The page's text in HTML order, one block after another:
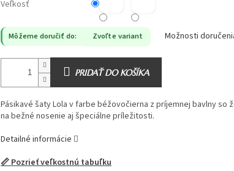
Veľkosť
Môžeme doručiť do: Zvoľte variant Možnosti
PRIDAŤ DO KOŠÍKA
Pásikavé šaty Lola v farbe béžovočierna z príjemnej bavlny so
na bežné nosenie aj špeciálne príležitosti.
Detailné informácie
📏 Pozrieť veľkostnú tabuľku